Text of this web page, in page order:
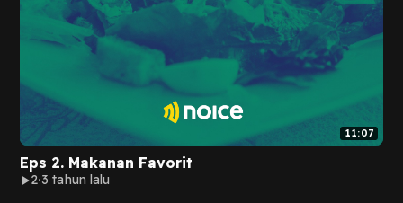
11:07
Eps 2. Makanan Favorit
2 3 tahun lalu